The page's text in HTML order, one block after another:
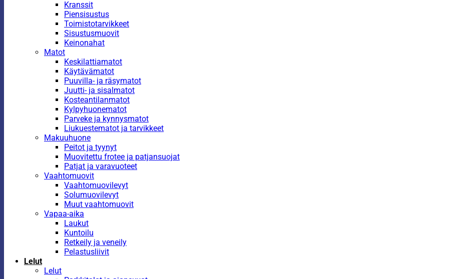
Kranssit
Piensisustus
Toimistotarvikkeet
Sisustusmuovit
Keinonahat
Matot
Keskilattiamatot
Käytävämatot
Puuvilla- ja räsymatot
Juutti- ja sisalmatot
Kosteantilanmatot
Kylpyhuonematot
Parveke ja kynnysmatot
Liukuestematot ja tarvikkeet
Makuuhuone
Peitot ja tyynyt
Muovitettu frotee ja patjansuojat
Patjat ja varavuoteet
Vaahtomuovit
Vaahtomuovilevyt
Solumuovilevyt
Muut vaahtomuovit
Vapaa-aika
Laukut
Kuntoilu
Retkeily ja veneily
Pelastusliivit
Lelut
Lelut